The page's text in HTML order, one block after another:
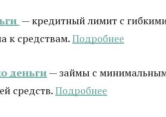
— кредитный лимит с
к средствам.Подробнее
деньги— займы с
средств.Подробнее